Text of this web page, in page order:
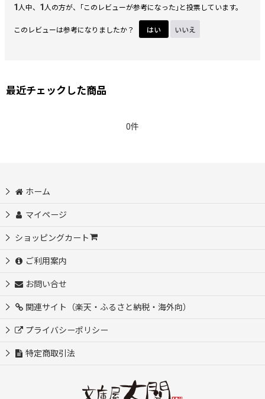
1人中、 1人の方が、｢このレビューが参考になった｣と投票しています。
このレビューは参考になりましたか？ はい いいえ
最近チェックした商品
0件
ホーム
マイページ
ショッピングカート
ご利用案内
お問い合せ
関連サイト（楽天・ふるさと納税・海外向）
プライバシーポリシー
特定商取引法